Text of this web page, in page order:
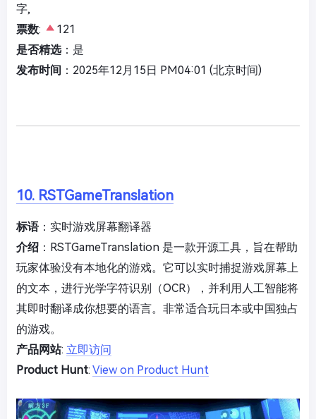
字,
票数:
121
是否精选：是
发布时间 ：2025年12月15日 PM04:01 (北京时间)
10. RSTGameTranslation
标语：实时游戏屏幕翻译器
介绍 ：RSTGameTranslation 是一款开源工具，旨在帮助
玩家体验没有本地化的游戏。它可以实时捕捉游戏屏幕上
的文本，进行光学字符识别（OCR），并利用人工智能将
其即时翻译成你想要的语言。非常适合玩日本或中国独占
的游戏。
产品网站: 立即访问
Product Hunt: View on Product Hunt